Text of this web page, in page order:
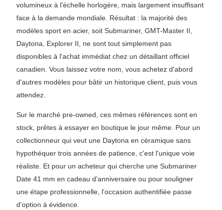
volumineux à l'échelle horlogère, mais largement insuffisant
face à la demande mondiale. Résultat : la majorité des
modèles sport en acier, soit Submariner, GMT-Master II,
Daytona, Explorer II, ne sont tout simplement pas
disponibles à l'achat immédiat chez un détaillant officiel
canadien. Vous laissez votre nom, vous achetez d'abord
d'autres modèles pour bâtir un historique client, puis vous
attendez.
Sur le marché pre-owned, ces mêmes références sont en
stock, prêtes à essayer en boutique le jour même. Pour un
collectionneur qui veut une Daytona en céramique sans
hypothéquer trois années de patience, c'est l'unique voie
réaliste. Et pour un acheteur qui cherche une Submariner
Date 41 mm en cadeau d'anniversaire ou pour souligner
une étape professionnelle, l'occasion authentifiée passe
d'option à évidence.